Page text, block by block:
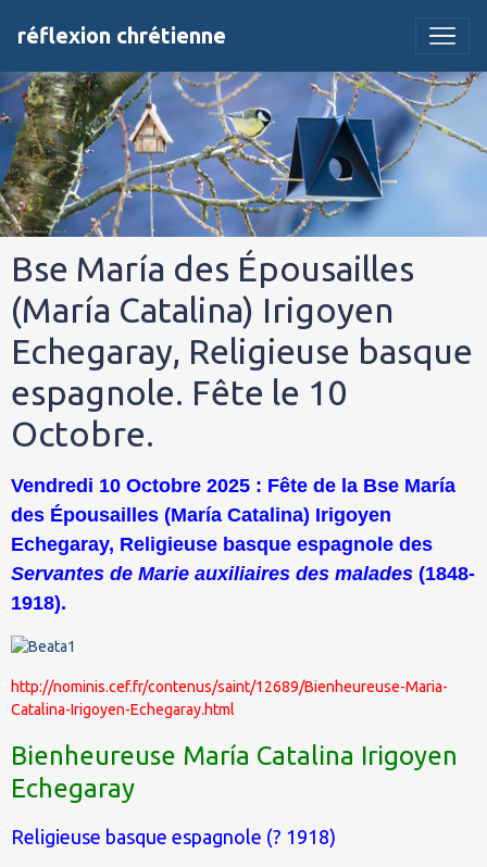
réflexion chrétienne
Bse María des Épousailles
(María Catalina) Irigoyen
Echegaray, Religieuse basque
espagnole. Fête le 10
Octobre.
Vendredi 10 Octobre 2025 : Fête de la Bse María
des Épousailles (María Catalina) Irigoyen
Echegaray, Religieuse basque espagnole des
Servantes de Marie auxiliaires des malades (1848-
1918).
http://nominis.cef.fr/contenus/saint/12689/Bienheureuse-Maria-
Catalina-Irigoyen-Echegaray.html
Bienheureuse María Catalina Irigoyen
Echegaray
Religieuse basque espagnole (? 1918)